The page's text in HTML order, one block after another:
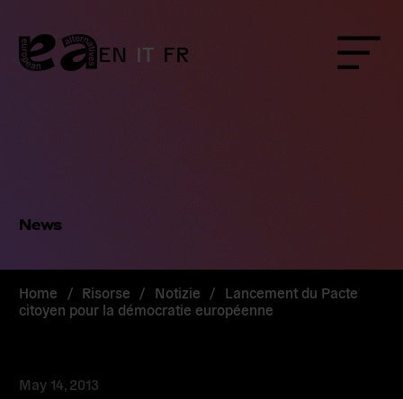
Skip
to
content
EN IT FR Menu
News
Home / Risorse / Notizie / Lancement du Pacte
citoyen pour la démocratie européenne
May 14, 2013